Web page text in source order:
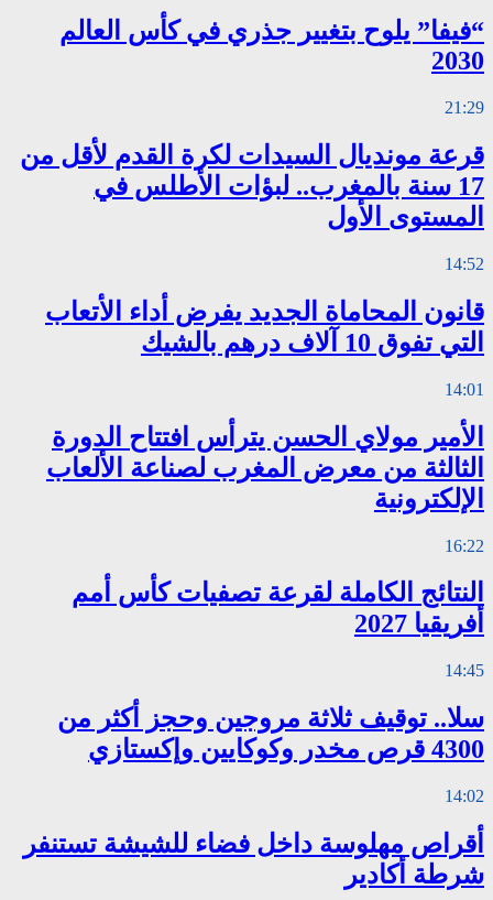
“فيفا” يلوح بتغيير جذري في كأس العالم
2030
21:29
قرعة مونديال السيدات لكرة القدم لأقل من
17 سنة بالمغرب.. لبؤات الأطلس في
المستوى الأول
14:52
قانون المحاماة الجديد يفرض أداء الأتعاب
التي تفوق 10 آلاف درهم بالشيك
14:01
الأمير مولاي الحسن يترأس افتتاح الدورة
الثالثة من معرض المغرب لصناعة الألعاب
الإلكترونية
16:22
النتائج الكاملة لقرعة تصفيات كأس أمم
أفريقيا 2027
14:45
سلا.. توقيف ثلاثة مروجين وحجز أكثر من
4300 قرص مخدر وكوكايين وإكستازي
14:02
أقراص مهلوسة داخل فضاء للشيشة تستنفر
شرطة أكادير